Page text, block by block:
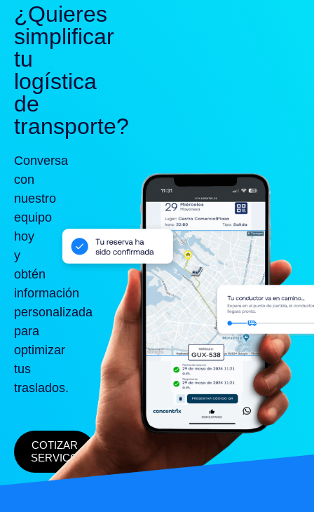
¿Quieres
simplificar
tu
logística
de
transporte?
Conversa
con
nuestro
equipo
hoy
y
obtén
información
personalizada
para
optimizar
tus
traslados.
COTIZAR
SERVICO